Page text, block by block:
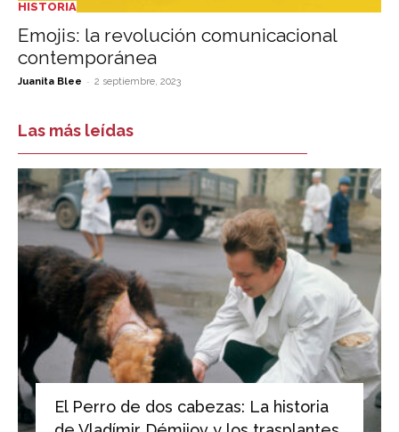
HISTORIA
Emojis: la revolución comunicacional
contemporánea
Juanita Blee - 2 septiembre, 2023
Las más leídas
El Perro de dos cabezas: La historia